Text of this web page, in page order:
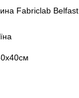
Fabriclab Belfast